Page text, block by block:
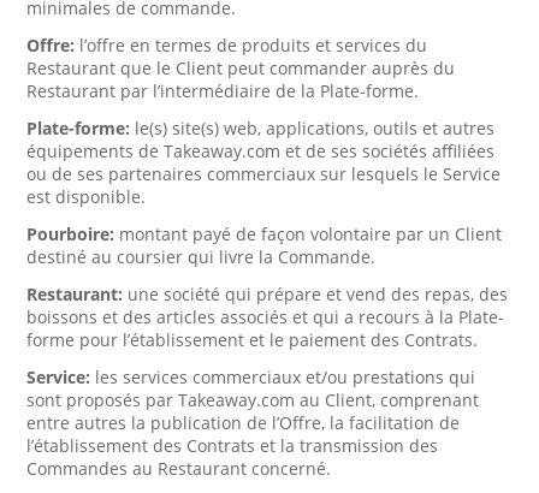
minimales de commande.
Offre: l’offre en termes de produits et services du
Restaurant que le Client peut commander auprès du
Restaurant par l’intermédiaire de la Plate-forme.
Plate-forme: le(s) site(s) web, applications, outils et autres
équipements de Takeaway.com et de ses sociétés affiliées
ou de ses partenaires commerciaux sur lesquels le Service
est disponible.
Pourboire: montant payé de façon volontaire par un Client
destiné au coursier qui livre la Commande.
Restaurant: une société qui prépare et vend des repas, des
boissons et des articles associés et qui a recours à la Plate-
forme pour l’établissement et le paiement des Contrats.
Service: les services commerciaux et/ou prestations qui
sont proposés par Takeaway.com au Client, comprenant
entre autres la publication de l’Offre, la facilitation de
l’établissement des Contrats et la transmission des
Commandes au Restaurant concerné.